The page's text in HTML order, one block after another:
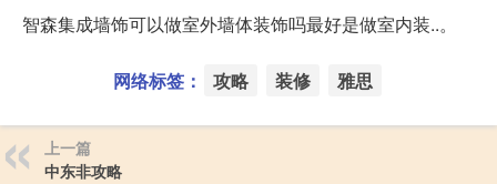
智森集成墙饰可以做室外墙体装饰吗最好是做室内装..。
网络标签： 攻略 装修 雅思
上一篇
中东非攻略